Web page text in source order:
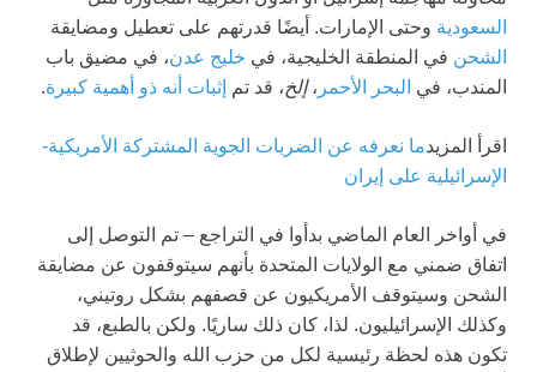
السعودية وحتى الإمارات. أيضًا قدرتهم على تعطيل ومضايقة
الشحن في المنطقة الخليجية، في خليج عدن، في مضيق باب
المندب، في البحر الأحمر ،إلخ، قد تم إثبات أنه ذو أهمية كبيرة.
اقرأ المزيدما نعرفه عن الضربات الجوية المشتركة الأمريكية-
الإسرائيلية على إيران
في أواخر العام الماضي بدأوا في التراجع – تم التوصل إلى
اتفاق ضمني مع الولايات المتحدة بأنهم سيتوقفون عن مضايقة
الشحن وسيتوقف الأمريكيون عن قصفهم بشكل روتيني،
وكذلك الإسرائيليون. لذا، كان ذلك ساريًا. ولكن بالطبع، قد
تكون هذه لحظة رئيسية لكل من حزب الله والحوثيين لإطلاق